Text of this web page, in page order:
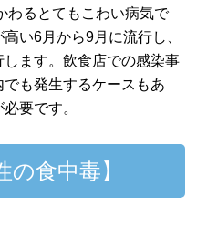
わるとてもこわい病気で
い6月から9月に流行し、
ます。飲食店での感染事
も発生するケースもあ
要です。
の食中毒】